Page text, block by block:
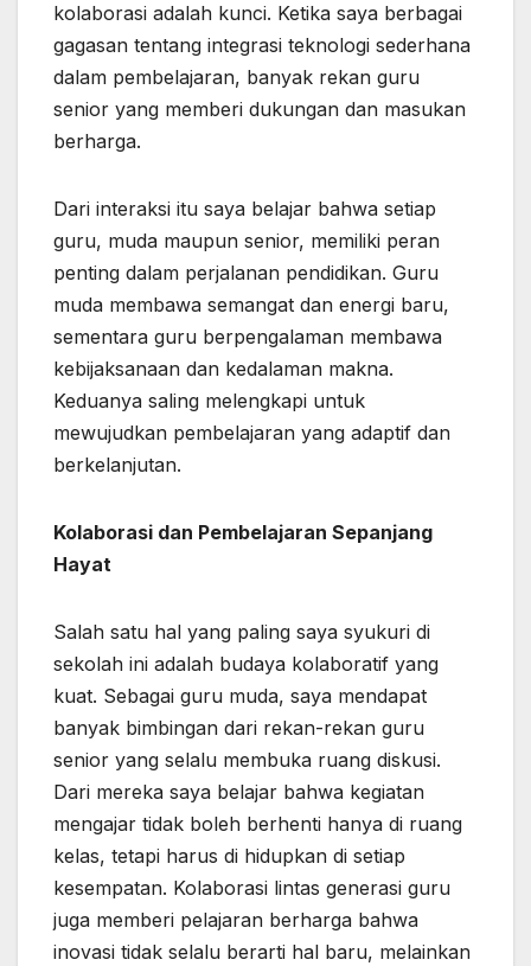
kolaborasi adalah kunci. Ketika saya berbagai
gagasan tentang integrasi teknologi sederhana
dalam pembelajaran, banyak rekan guru
senior yang memberi dukungan dan masukan
berharga.
Dari interaksi itu saya belajar bahwa setiap
guru, muda maupun senior, memiliki peran
penting dalam perjalanan pendidikan. Guru
muda membawa semangat dan energi baru,
sementara guru berpengalaman membawa
kebijaksanaan dan kedalaman makna.
Keduanya saling melengkapi untuk
mewujudkan pembelajaran yang adaptif dan
berkelanjutan.
Kolaborasi dan Pembelajaran Sepanjang
Hayat
Salah satu hal yang paling saya syukuri di
sekolah ini adalah budaya kolaboratif yang
kuat. Sebagai guru muda, saya mendapat
banyak bimbingan dari rekan-rekan guru
senior yang selalu membuka ruang diskusi.
Dari mereka saya belajar bahwa kegiatan
mengajar tidak boleh berhenti hanya di ruang
kelas, tetapi harus di hidupkan di setiap
kesempatan. Kolaborasi lintas generasi guru
juga memberi pelajaran berharga bahwa
inovasi tidak selalu berarti hal baru, melainkan